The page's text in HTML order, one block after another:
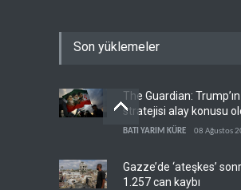
Son yüklemeler
The Guardian:
stratejisi alay konusu
BATI YARIM KÜRE 08 Ağustos
Gazze’de ‘ateşkes’
1.257 can kaybı